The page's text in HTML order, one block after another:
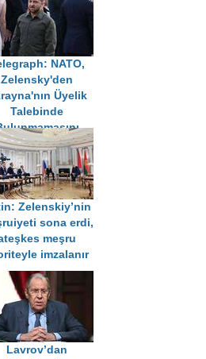
NATO,
Zelensky'den
Üyelik
Talebinde
İstedi
Zelenskiy’nin
sona erdi,
meşru
imzalanır
Lavrov’dan